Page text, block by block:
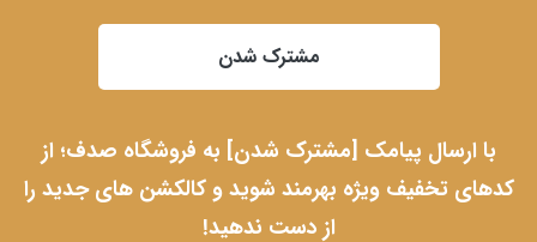
مشترک شدن
با ارسال پیامک [مشترک شدن] به فروشگاه صدف؛ از
کدهای تخفیف ویژه بهرمند شوید و کالکشن های جدید را
از دست ندهید!